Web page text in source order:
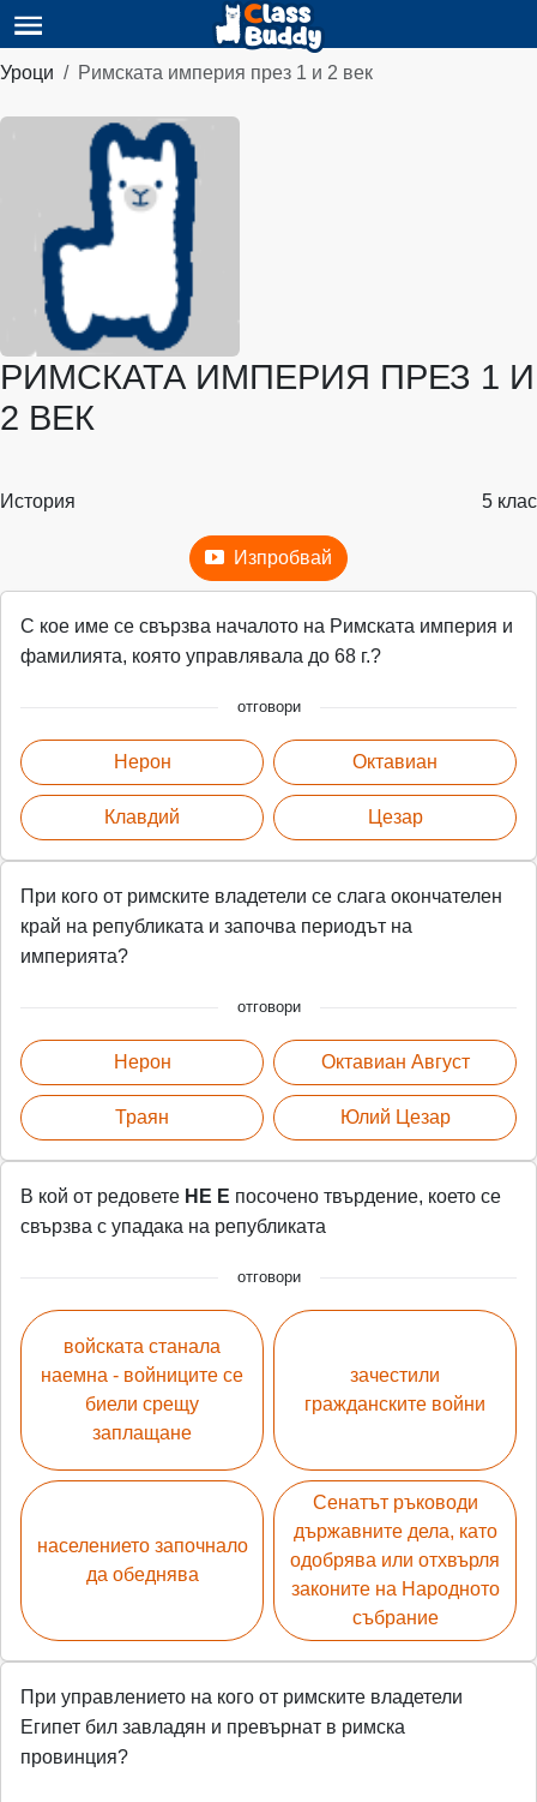
Уроци Римската империя през 1 и 2 век
РИМСКАТА ИМПЕРИЯ ПРЕЗ 1 И
2 ВЕК
История 5 клас
Изпробвай
С кое име се свързва началото на Римската империя и
фамилията, която управлявала до 68 г.?
отговори
Нерон
Клавдий
Октавиан
Цезар
При кого от римските владетели се слага окончателен
край на републиката и започва периодът на
империята?
отговори
Нерон
Траян
Октавиан Август
Юлий Цезар
В кой от редовете НЕ Е посочено твърдение, което се
свързва с упадака на републиката
отговори
войската станала
наемна - войниците се
биели срещу
заплащане
населението започнало
да обеднява
зачестили
гражданските войни
Сенатът ръководи
държавните дела, като
одобрява или отхвърля
законите на Народното
събрание
При управлението на кого от римските владетели
Египет бил завладян и превърнат в римска
провинция?